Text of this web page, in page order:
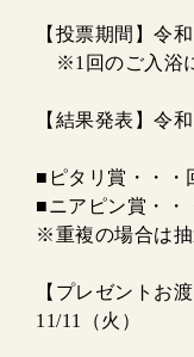
【投票期間】令
※1回のご入浴
【結果発表】令
■ピタリ賞・・・
■ニアピン賞・・
※重複の場合は
【プレゼントお
11/11（火）